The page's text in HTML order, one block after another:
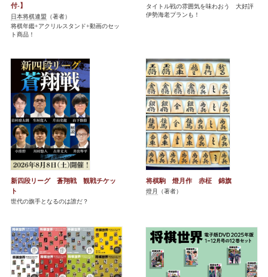
付-】
日本将棋連盟 （著者）
将棋年鑑+アクリルスタンド+動画のセッ
ト商品！
タイトル戦の雰囲気を味わおう 大好評
伊勢海老プランも！
新四段リーグ 蒼翔戦 観戦チケッ
ト
世代の旗手となるのは誰だ？
将棋駒 燈月作 赤柾 錦旗
燈月 （著者）